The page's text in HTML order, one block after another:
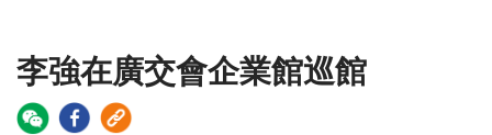
李強在廣交會企業館巡館